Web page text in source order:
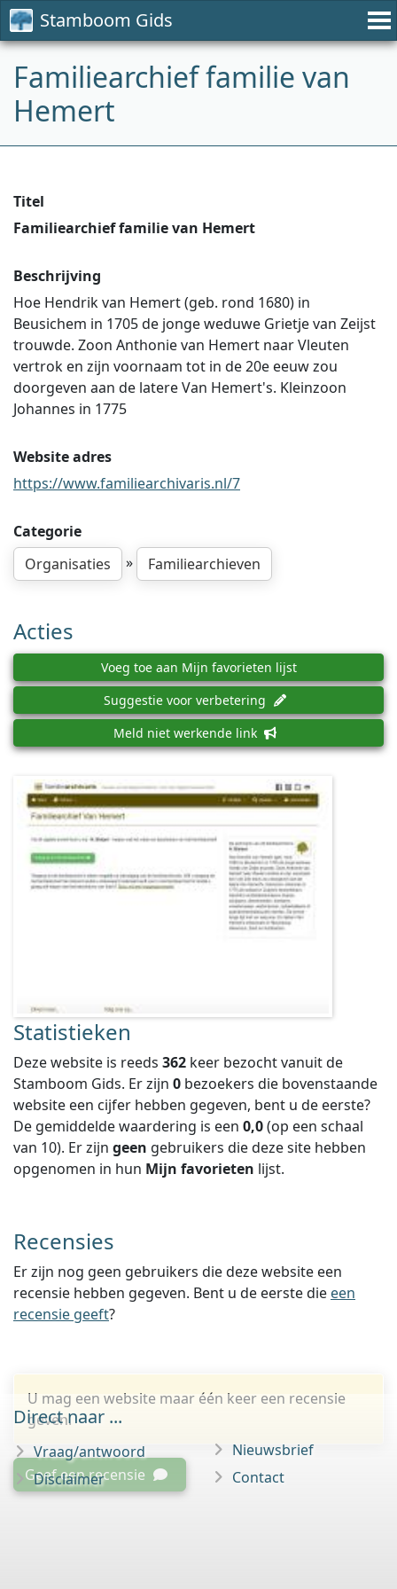
Stamboom Gids
Familiearchief familie van
Hemert
Titel
Familiearchief familie van Hemert
Beschrijving
Hoe Hendrik van Hemert (geb. rond 1680) in
Beusichem in 1705 de jonge weduwe Grietje van Zeijst
trouwde. Zoon Anthonie van Hemert naar Vleuten
vertrok en zijn voornaam tot in de 20e eeuw zou
doorgeven aan de latere Van Hemert's. Kleinzoon
Johannes in 1775
Website adres
https://www.familiearchivaris.nl/7
Categorie
Organisaties
» Familiearchieven
Acties
Voeg toe aan Mijn favorieten lijst
Suggestie voor verbetering
Meld niet werkende link
Statistieken
Deze website is reeds 362 keer bezocht vanuit de
Stamboom Gids. Er zijn 0 bezoekers die bovenstaande
website een cijfer hebben gegeven, bent u de eerste?
De gemiddelde waardering is een 0,0(op een schaal
van 10). Er zijn geen gebruikers die deze site hebben
opgenomen in hun Mijn favorieten lijst.
Recensies
Er zijn nog geen gebruikers die deze website een
recensie hebben gegeven. Bent u de eerste die een
recensie geeft?
U mag een website maar één keer een recensie
geven.
Geef een recensie
Direct naar ...
Vraag/antwoord
Disclaimer
Nieuwsbrief
Contact